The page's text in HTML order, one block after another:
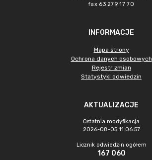
fax 63 279 17 70
INFORMACJE
Mapa strony
Ochrona danych osobowych
Rejestr zmian
Statystyki odwiedzin
AKTUALIZACJE
Ostatnia modyfikacja
2026-08-05 11:06:57
Licznik odwiedzin ogółem
167 060